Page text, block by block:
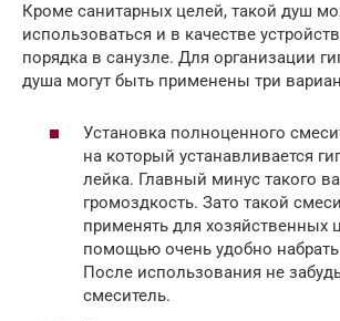
Кроме санитарных целей, такой душ
использоваться и в качестве
порядка в санузле. Для организации
душа могут быть применены три
Установка полноценного
на который устанавливается
лейка. Главный минус такого
громоздкость. Зато такой
применять для хозяйственных
помощью очень удобно
После использования не
смеситель.